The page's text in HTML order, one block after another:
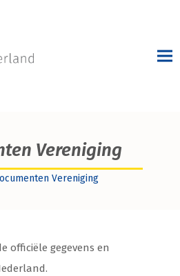
Vereniging
Vereniging
officiële gegevens en